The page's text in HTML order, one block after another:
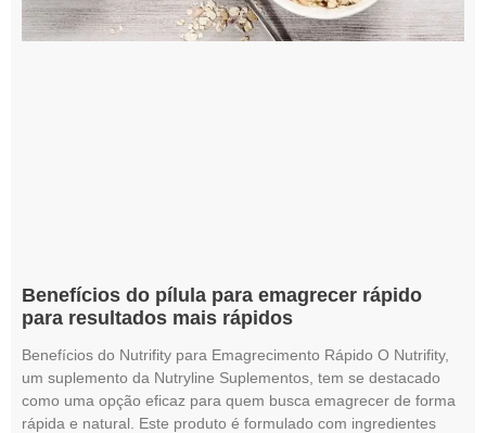
Benefícios do pílula para emagrecer rápido
para resultados mais rápidos
Benefícios do Nutrifity para Emagrecimento Rápido O Nutrifity,
um suplemento da Nutryline Suplementos, tem se destacado
como uma opção eficaz para quem busca emagrecer de forma
rápida e natural. Este produto é formulado com ingredientes